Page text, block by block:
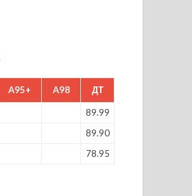
A95+ A98 ДТ
89.99
89.90
78.95